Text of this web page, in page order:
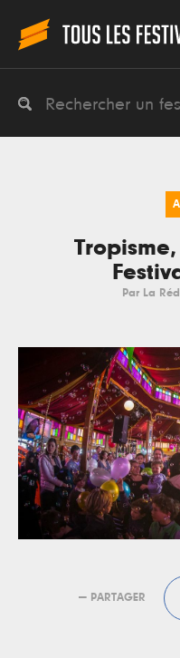
Par La
— PARTAGER